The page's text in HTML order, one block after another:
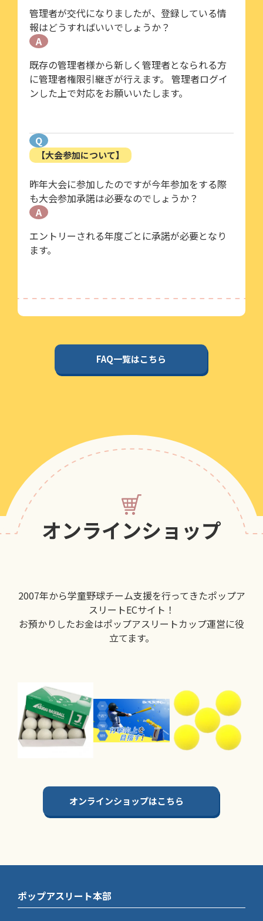
管理者が交代になりましたが、登録している情
報はどうすればいいでしょうか？
A
既存の管理者様から新しく管理者となられる方
に管理者権限引継ぎが行えます。 管理者ログイ
ンした上で対応をお願いいたします。
Q
【大会参加について】
昨年大会に参加したのですが今年参加をする際
も大会参加承諾は必要なのでしょうか？
A
エントリーされる年度ごとに承諾が必要となり
ます。
FAQ一覧はこちら
オンラインショップ
2007年から学童野球チーム支援を行ってきたポップア
スリートECサイト！
お預かりしたお金はポップアスリートカップ運営に役
立てます。
オンラインショップはこちら
ポップアスリート本部